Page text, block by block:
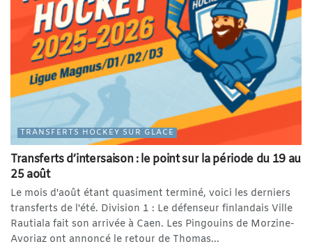
TRANSFERTS HOCKEY SUR GLACE
Transferts d’intersaison : le point sur la période du 19 au
25 août
Le mois d'août étant quasiment terminé, voici les derniers
transferts de l'été. Division 1 : Le défenseur finlandais Ville
Rautiala fait son arrivée à Caen. Les Pingouins de Morzine-
Avoriaz ont annoncé le retour de Thomas...